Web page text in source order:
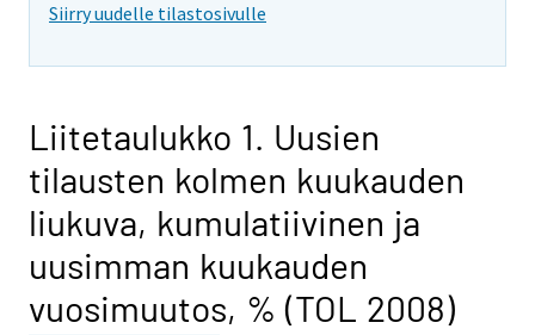
Siirry uudelle tilastosivulle
Liitetaulukko 1. Uusien
tilausten kolmen kuukauden
liukuva, kumulatiivinen ja
uusimman kuukauden
vuosimuutos, % (TOL 2008)